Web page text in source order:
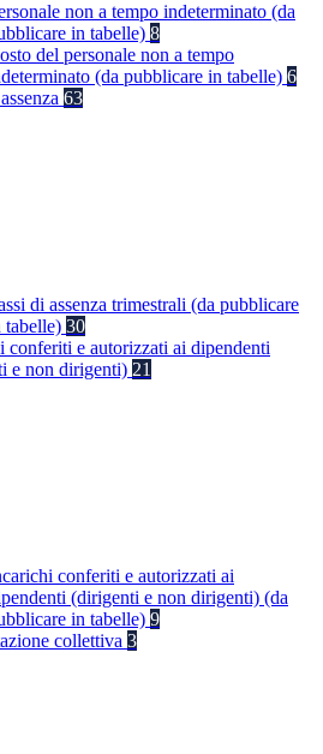
non a tempo indeterminato (da
in tabelle) 8
del personale non a tempo
(da pubblicare in tabelle) 6
63
di assenza trimestrali (da pubblicare
tabelle) 30
conferiti e autorizzati ai dipendenti
e non dirigenti) 21
conferiti e autorizzati ai
(dirigenti e non dirigenti) (da
in tabelle) 9
collettiva 3